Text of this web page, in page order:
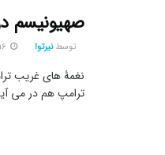
صهیونیسم
توسط نیرتوا
نغمۀ های غریب
ترامپ هم در می